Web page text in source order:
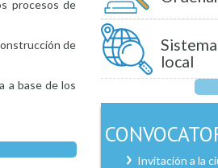
procesos de
de
a base de los
local
Invitación a la